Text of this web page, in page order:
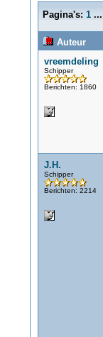
Pagina's: 1 ...
Auteur
vreemdeling
Schipper
Berichten: 1860
J.H.
Schipper
Berichten: 2214